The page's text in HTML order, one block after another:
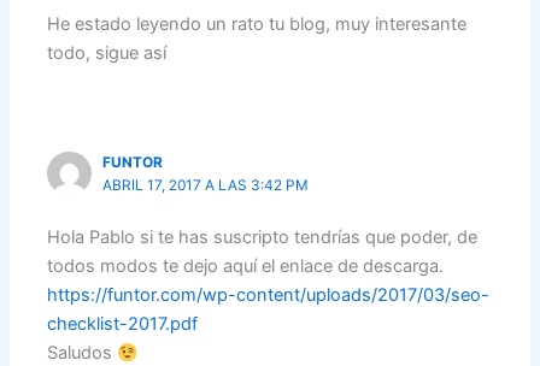
He estado leyendo un rato tu blog, muy interesante
todo, sigue así
FUNTOR
ABRIL 17, 2017 A LAS 3:42 PM
Hola Pablo si te has suscripto tendrías que poder, de
todos modos te dejo aquí el enlace de descarga.
https://funtor.com/wp-content/uploads/2017/03/seo-
checklist-2017.pdf
Saludos